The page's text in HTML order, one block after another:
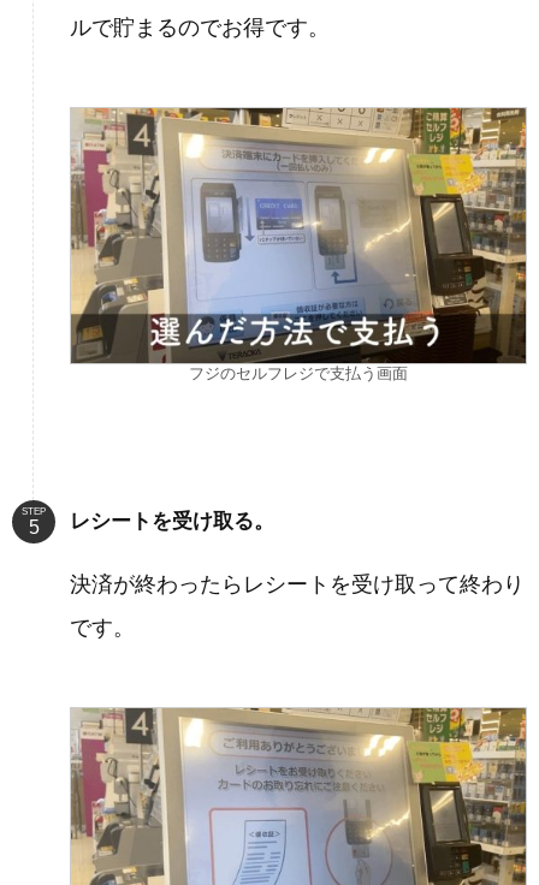
ルで貯まるのでお得です。
フジのセルフレジで支払う画面
STEP レシートを受け取る。
決済が終わったらレシートを受け取って終わり
です。